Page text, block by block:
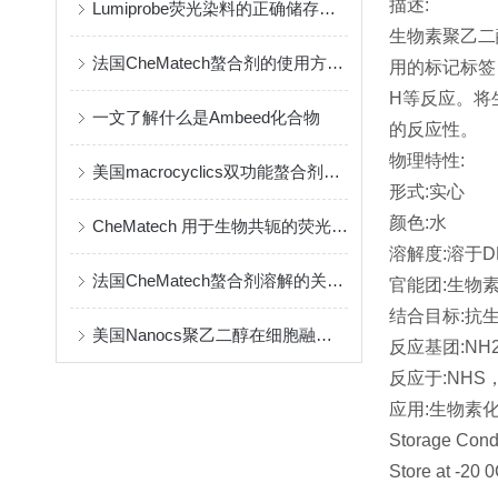
Lumiprobe荧光染料的正确储存与保管
法国CheMatech螯合剂的使用方法很简单
一文了解什么是Ambeed化合物
美国macrocyclics双功能螯合剂的包装、贮存和使用事项
CheMatech 用于生物共轭的荧光染料简介
法国CheMatech螯合剂溶解的关键注意事项
美国Nanocs聚乙二醇在细胞融合中的优点
描述:
生物素聚乙
用的标记标
H等反应。
的反应性。
物理特性:
形式:实心
颜色:水
溶解度:溶于
官能团:生物
结合目标:抗
反应基团
反应于:NHS
应用:生物素
Storage
Store at -20